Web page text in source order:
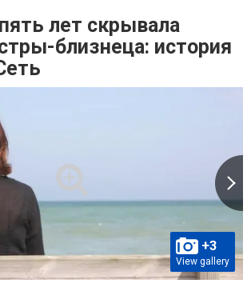
лет скрывала
близнеца: история
+3
View gallery